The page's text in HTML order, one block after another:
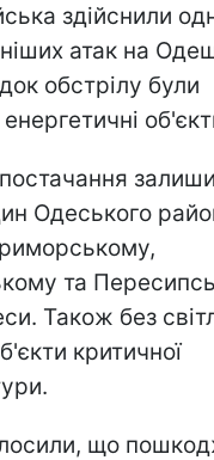
здійснили
атак на
обстрілу були
Одеського
та
Також без
критичної
що